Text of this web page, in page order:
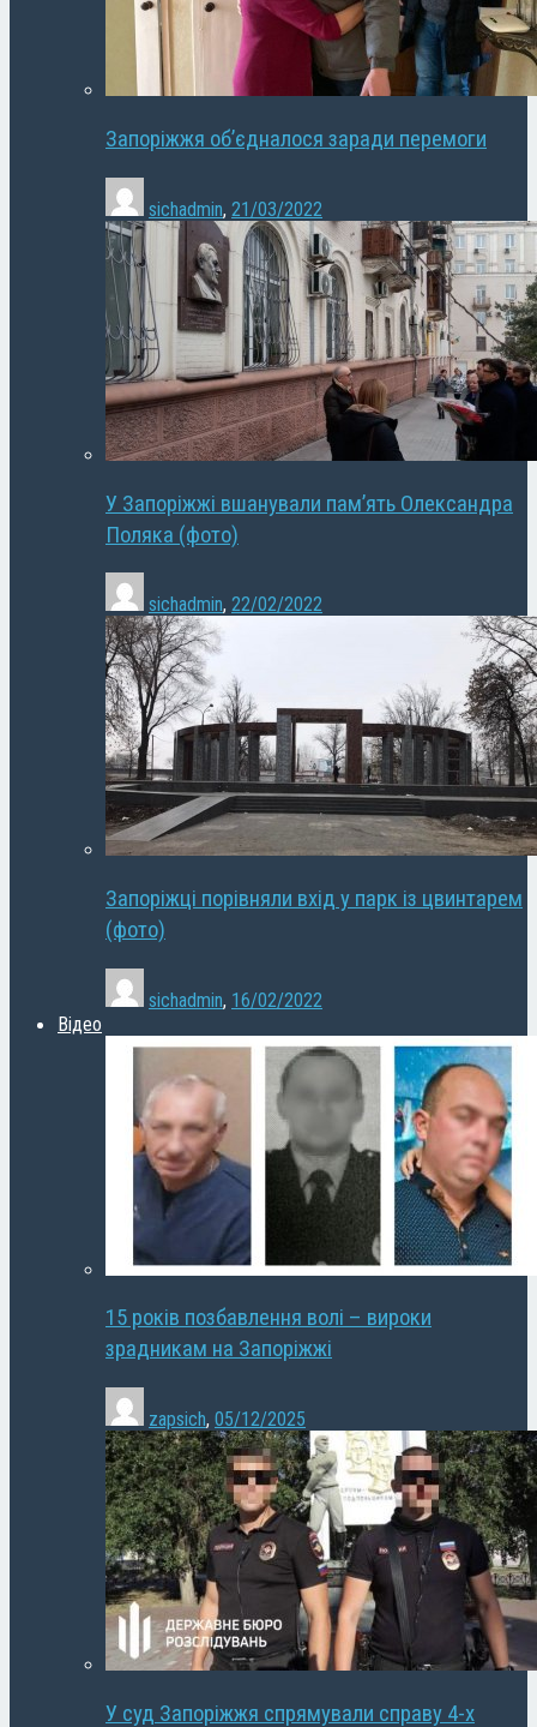
Запоріжжя об’єдналося заради перемоги
sichadmin, 21/03/2022
У Запоріжжі вшанували пам’ять Олександра
Поляка (фото)
sichadmin, 22/02/2022
Запоріжці порівняли вхід у парк із цвинтарем
(фото)
sichadmin, 16/02/2022
Відео
15 років позбавлення волі – вироки
зрадникам на Запоріжжі
zapsich, 05/12/2025
У суд Запоріжжя спрямували справу 4-х